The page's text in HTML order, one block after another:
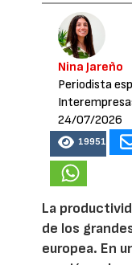
Nina Jareño
Periodista
24/07/2026
19951
La
de los
europea. En